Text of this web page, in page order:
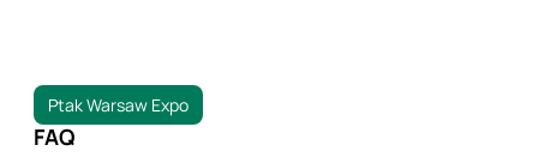
Ptak Warsaw Expo
FAQ